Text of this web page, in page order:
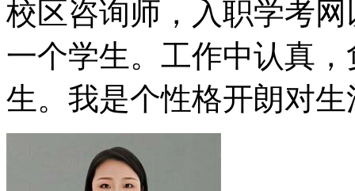
校区咨询师，入职学考
一个学生。工作中认真
生。我是个性格开朗对